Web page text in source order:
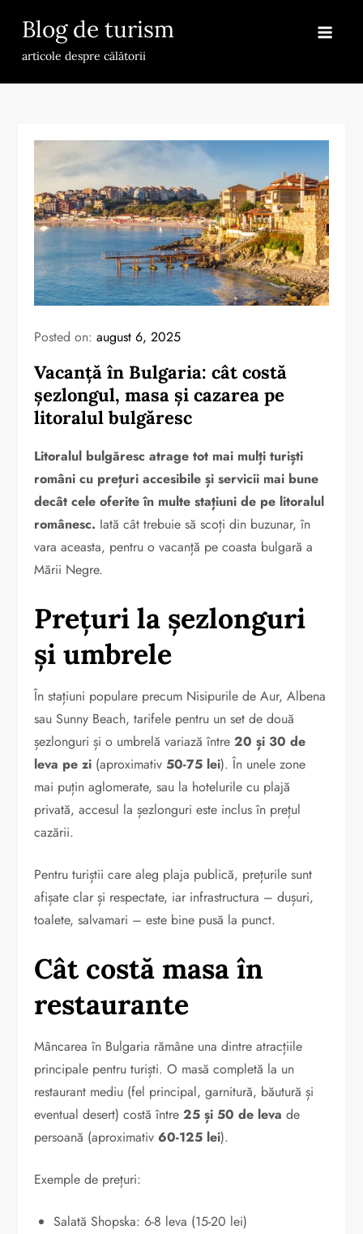
content
Blog de turism
articole despre călătorii
Posted on:august 6, 2025
Vacanță în Bulgaria: cât costă
șezlongul, masa și cazarea pe
litoralul bulgăresc
Litoralul bulgăresc atrage tot mai mulți turiști
români cu prețuri accesibile și servicii mai bune
decât cele oferite în multe stațiuni de pe litoralul
românesc. Iată cât trebuie să scoți din buzunar, în
vara aceasta, pentru o vacanță pe coasta bulgară a
Mării Negre.
Prețuri la șezlonguri
și umbrele
În stațiuni populare precum Nisipurile de Aur, Albena
sau Sunny Beach, tarifele pentru un set de două
șezlonguri și o umbrelă variază între20 și 30 de
leva pe zi (aproximativ50-75 lei). În unele zone
mai puțin aglomerate, sau la hotelurile cu plajă
privată, accesul la șezlonguri este inclus în prețul
cazării.
Pentru turiștii care aleg plaja publică, prețurile sunt
afișate clar și respectate, iar infrastructura – dușuri,
toalete, salvamari – este bine pusă la punct.
Cât costă masa în
restaurante
Mâncarea în Bulgaria rămâne una dintre atracțiile
principale pentru turiști. O masă completă la un
restaurant mediu (fel principal, garnitură, băutură și
eventual desert) costă între25 și 50 de leva de
persoană (aproximativ60-125 lei).
Exemple de prețuri:
Salată Shopska: 6-8 leva (15-20 lei)